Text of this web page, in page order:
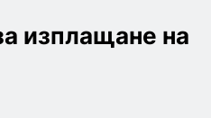
изплащане на